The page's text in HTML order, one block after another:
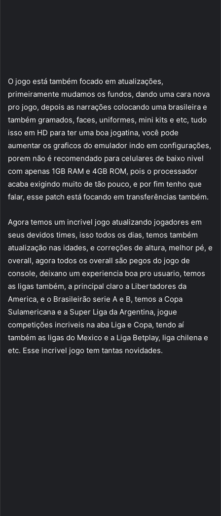
O jogo está também focado em atualizações,
primeiramente mudamos os fundos, dando uma cara nova
pro jogo, depois as narrações colocando uma brasileira e
também gramados, faces, uniformes, mini kits e etc, tudo
isso em HD para ter uma boa jogatina, você pode
aumentar os graficos do emulador indo em configurações,
porem não é recomendado para celulares de baixo nivel
com apenas 1GB RAM e 4GB ROM, pois o processador
acaba exigindo muito de tão pouco, e por fim tenho que
falar, esse patch está focando em transferências também.
Agora temos um incrivel jogo atualizando jogadores em
seus devidos times, isso todos os dias, temos também
atualização nas idades, e correções de altura, melhor pé, e
overall, agora todos os overall são pegos do jogo de
console, deixano um experiencia boa pro usuario, temos
as ligas também, a principal claro a Libertadores da
America, e o Brasileirão serie A e B, temos a Copa
Sulamericana e a Super Liga da Argentina, jogue
competições incriveis na aba Liga e Copa, tendo aí
também as ligas do Mexico e a Liga Betplay, liga chilena e
etc. Esse incrivel jogo tem tantas novidades.